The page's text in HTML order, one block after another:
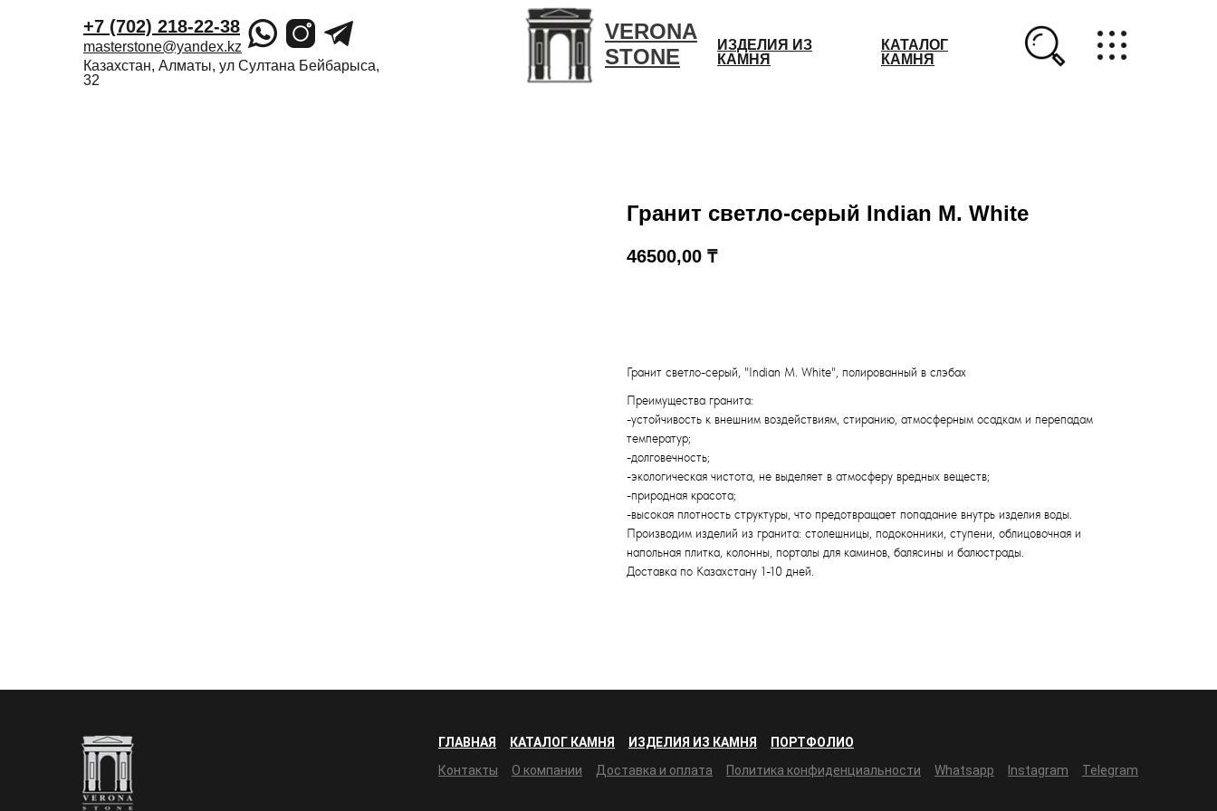
VERONA
STONE
+7 (702) 218-22-38
masterstone@yandex.kz
Казахстан, Алматы, ул Султана Бейбарыса,
32
ИЗДЕЛИЯ ИЗ
КАМНЯ
КАТАЛОГ
КАМНЯ
Гранит светло-серый Indian M. White
46500,00 ₸
Гранит светло-серый, "Indian M. White", полированный в слэбах
Преимущества гранита:
-устойчивость к внешним воздействиям, стиранию, атмосферным осадкам и перепадам
температур;
-долговечность;
-экологическая чистота, не выделяет в атмосферу вредных веществ;
-природная красота;
-высокая плотность структуры, что предотвращает попадание внутрь изделия воды.
Производим изделий из гранита: столешницы, подоконники, ступени, облицовочная и
напольная плитка, колонны, порталы для каминов, балясины и балюстрады.
Доставка по Казахстану 1-10 дней.
ГЛАВНАЯ КАТАЛОГ КАМНЯ ИЗДЕЛИЯ ИЗ КАМНЯ
ПОРТФОЛИО
Контакты
О компании Доставка и оплата Политика конфиденциальности Whatsapp Instagram Telegram